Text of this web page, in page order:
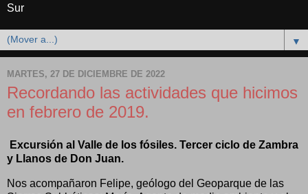
Sur
▼
MARTES, 27 DE DICIEMBRE DE 2022
Recordando las actividades que hicimos
en febrero de 2019.
Excursión al Valle de los fósiles. Tercer ciclo de Zambra
y Llanos de Don Juan.
Nos acompañaron Felipe, geólogo del Geoparque de las